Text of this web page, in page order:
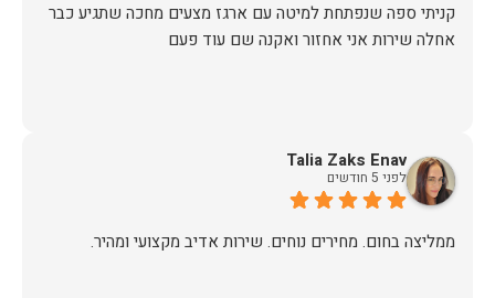
קניתי ספה שנפתחת למיטה עם ארגז מצעים מחכה שתגיע כבר
אחלה שירות אני אחזור ואקנה שם עוד פעם
Talia Zaks Enav
לפני 5 חודשים
ממליצה בחום. מחירים נוחים. שירות אדיב מקצועי ומהיר.